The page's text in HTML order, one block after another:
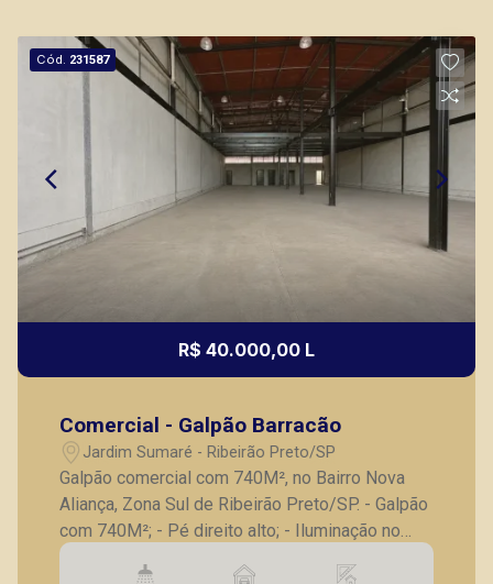
Cód. 231587
R$ 40.000,00 L
Comercial - Galpão Barracão
Jardim Sumaré - Ribeirão Preto/SP
Galpão comercial com 740M², no Bairro Nova
Aliança, Zona Sul de Ribeirão Preto/SP. - Galpão
com 740M²; - Pé direito alto; - Iluminação no
imóvel todo; - 2 copas; - 4 banheiros; - Portas